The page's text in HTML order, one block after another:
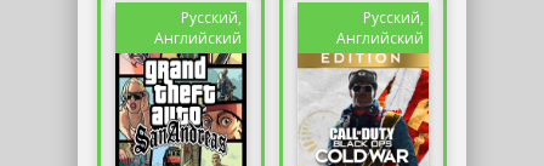
Присоединяйтесь
к...
персонажа, о чем
и
свидетельствует...
Русский,
Английский
Русский,
Английский